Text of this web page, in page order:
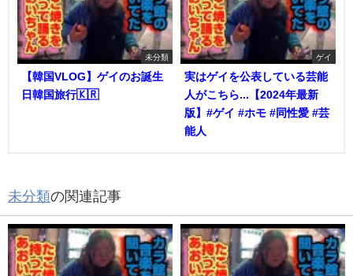
未分類
【韓国VLOG】ゲイのお誕生
日韓国旅行🇰🇷
ゲイ
実はゲイを公表している芸能
人がこちら...【2024年最新
版】#ゲイ #ホモ #同性愛 #芸
能人
未分類の関連記事